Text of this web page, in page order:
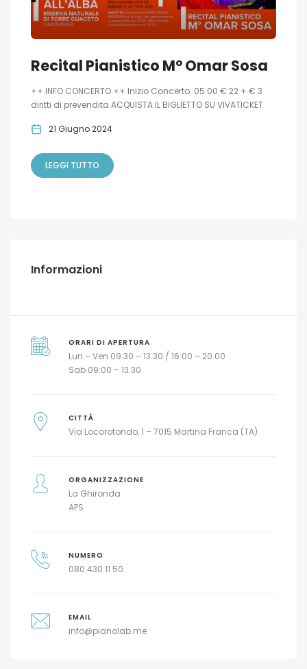
Recital Pianistico M° Omar Sosa
++ INFO CONCERTO ++ Inizio Concerto: 05:00 € 22 + € 3
diritti di prevendita ACQUISTA IL BIGLIETTO SU VIVATICKET
21 Giugno 2024
LEGGI TUTTO
Informazioni
ORARI DI APERTURA
Lun – Ven 09.30 – 13.30 / 16:00 – 20.00
Sab 09:00 – 13.30
CITTÀ
Via Locorotondo, 1 – 7015 Martina Franca (TA)
ORGANIZZAZIONE
La Ghironda
APS
NUMERO
080 430 11 50
EMAIL
info@pianolab.me